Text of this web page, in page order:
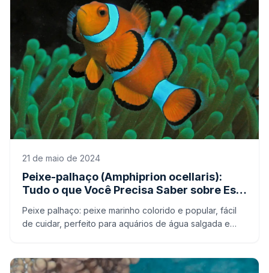
21 de maio de 2024
Peixe-palhaço (Amphiprion ocellaris):
Tudo o que Você Precisa Saber sobre Este
Peixe palhaço: peixe marinho colorido e popular, fácil
de cuidar, perfeito para aquários de água salgada e